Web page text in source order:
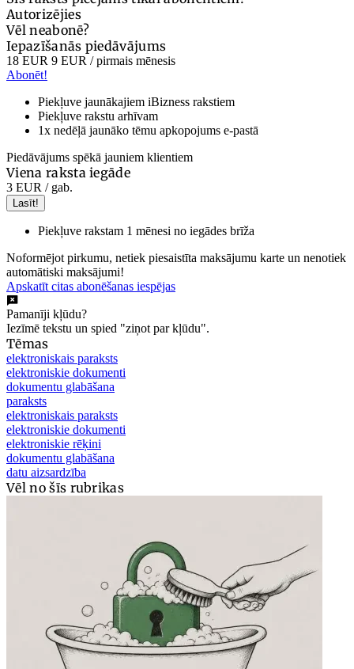
Autorizējies
Vēl neabonē?
Iepazīšanās piedāvājums
18 EUR 9 EUR / pirmais mēnesis
Abonēt!
Piekļuve jaunākajiem iBizness rakstiem
Piekļuve rakstu arhīvam
1x nedēļā jaunāko tēmu apkopojums e-pastā
Piedāvājums spēkā jauniem klientiem
Viena raksta iegāde
3 EUR / gab.
Lasīt!
Piekļuve rakstam 1 mēnesi no iegādes brīža
Noformējot pirkumu, netiek piesaistīta maksājumu karte un nenotiek
automātiski maksājumi!
Apskatīt citas abonēšanas iespējas
Pamanīji kļūdu?
Iezīmē tekstu un spied "ziņot par kļūdu".
Tēmas
elektroniskais paraksts
elektroniskie dokumenti
dokumentu glabāšana
paraksts
elektroniskais paraksts
elektroniskie dokumenti
elektroniskie rēķini
dokumentu glabāšana
datu aizsardzība
Vēl no šīs rubrikas